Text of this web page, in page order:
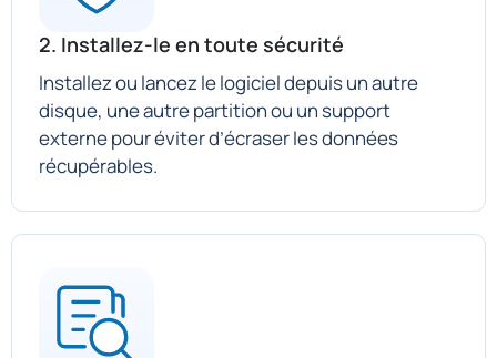
2. Installez-le en toute sécurité
Installez ou lancez le logiciel depuis un autre
disque, une autre partition ou un support
externe pour éviter d’écraser les données
récupérables.